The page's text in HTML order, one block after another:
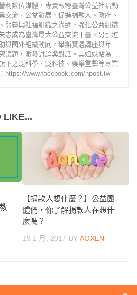
利數位媒體，專責報導臺灣公益社福動
交流、公益發展，促進捐款人、政府、
弱勢與社福組織之溝通，強化公益組織
志成為臺灣最大公益交流平臺。另引進
與國外組織動向，舉辦實體講座與年
議題，激發討論與對話。其姐妹站為
下之泛科學、泛科技、娛樂重擊等專業
https://www.facebook.com/npost.tw
LIKE...
【捐款人想什麼？】公益團
體們，你了解捐款人在想什
麼嗎？
19 1 月, 2017 BY AOXEN